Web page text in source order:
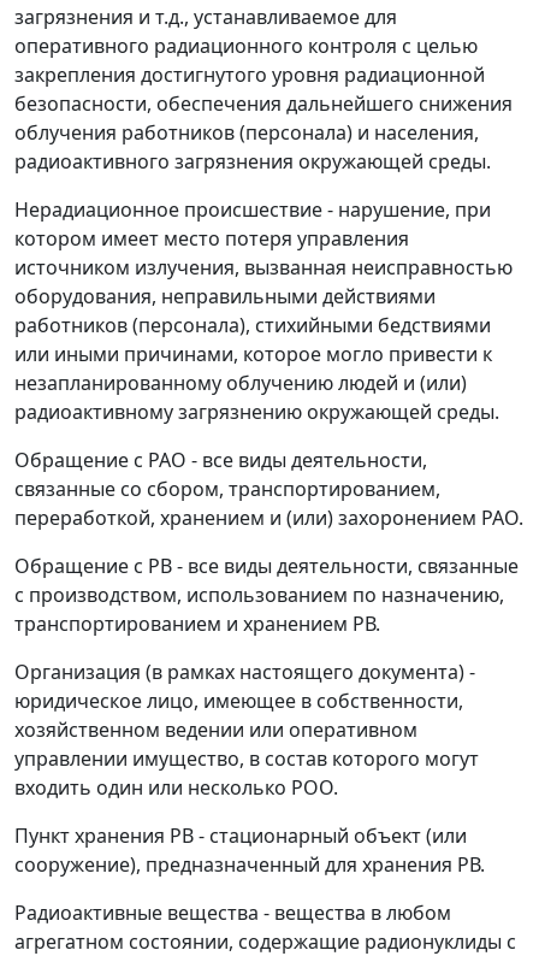
загрязнения и т.д., устанавливаемое для
оперативного радиационного контроля с целью
закрепления достигнутого уровня радиационной
безопасности, обеспечения дальнейшего снижения
облучения работников (персонала) и населения,
радиоактивного загрязнения окружающей среды.
Нерадиационное происшествие - нарушение, при
котором имеет место потеря управления
источником излучения, вызванная неисправностью
оборудования, неправильными действиями
работников (персонала), стихийными бедствиями
или иными причинами, которое могло привести к
незапланированному облучению людей и (или)
радиоактивному загрязнению окружающей среды.
Обращение с РАО - все виды деятельности,
связанные со сбором, транспортированием,
переработкой, хранением и (или) захоронением РАО.
Обращение с РВ - все виды деятельности, связанные
с производством, использованием по назначению,
транспортированием и хранением РВ.
Организация (в рамках настоящего документа) -
юридическое лицо, имеющее в собственности,
хозяйственном ведении или оперативном
управлении имущество, в состав которого могут
входить один или несколько РОО.
Пункт хранения РВ - стационарный объект (или
сооружение), предназначенный для хранения РВ.
Радиоактивные вещества - вещества в любом
агрегатном состоянии, содержащие радионуклиды с